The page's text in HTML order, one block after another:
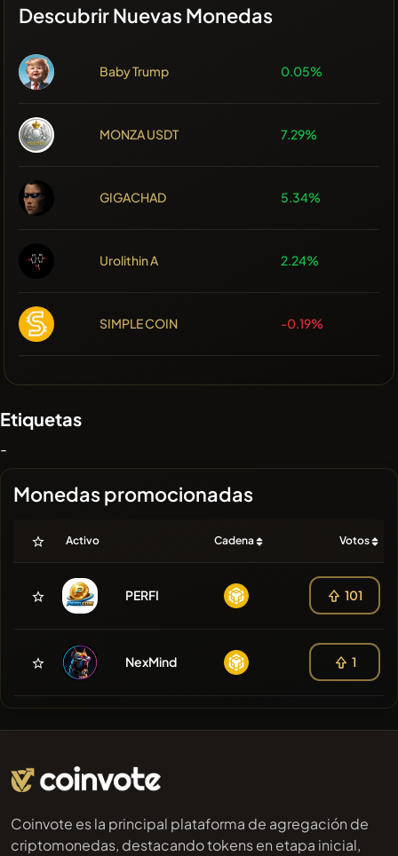
Descubrir Nuevas Monedas
Baby Trump 0.05%
MONZA USDT 7.29%
GIGACHAD 5.34%
Urolithin A 2.24%
SIMPLE COIN -0.19%
Etiquetas
-
Monedas promocionadas
Activo Cadena Votos
PERFI 101
NexMind 1
Coinvote es la principal plataforma de agregación de
criptomonedas, destacando tokens en etapa inicial,